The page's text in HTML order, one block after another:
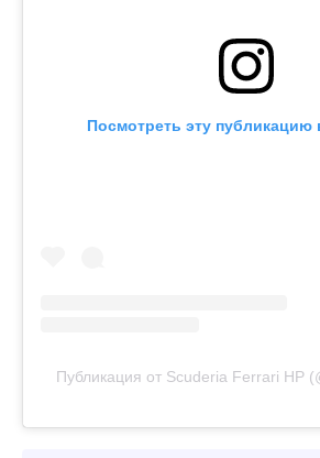
Посмотреть эту публикацию
Публикация от Scuderia Ferrari HP